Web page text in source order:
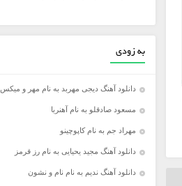
به زودی
دانلود آهنگ دیجی مهربد به نام مهر و میکس ۱ (ریمیکس)
مسعود صادقلو به نام آهنربا
مهراد جم به نام کاپوچینو
دانلود آهنگ مجید یحیایی به نام رز قرمز
دانلود آهنگ ندیم به نام نام و نشون